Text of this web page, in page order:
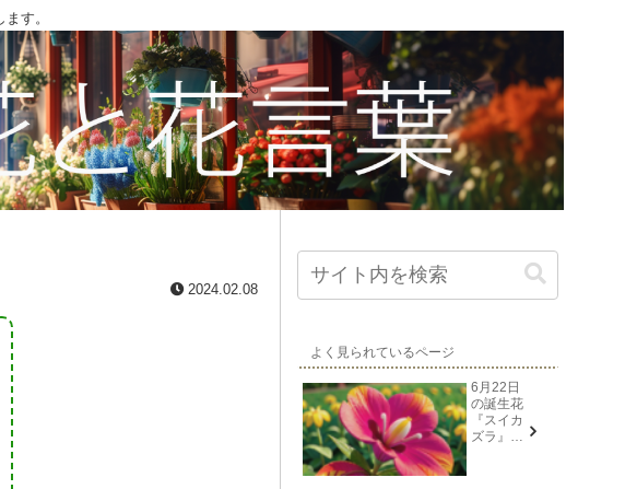
す。
2024.02.08
よく見られているページ
6月22日
の誕生花
『スイカ
ズラ』花